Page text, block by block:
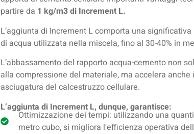
partire da 1 kg/m3 di Increment L.
L’aggiunta di Increment L comporta una
di acqua utilizzata nella miscela, fino al 30-40% in
L’abbassamento del rapporto acqua-cemento non
alla compressione del materiale, ma accelera
asciugatura del calcestruzzo cellulare.
L’aggiunta di Increment L, dunque, garantisce:
Ottimizzazione dei tempi: utilizzando una
metro cubo, si migliora l'efficienza operativa